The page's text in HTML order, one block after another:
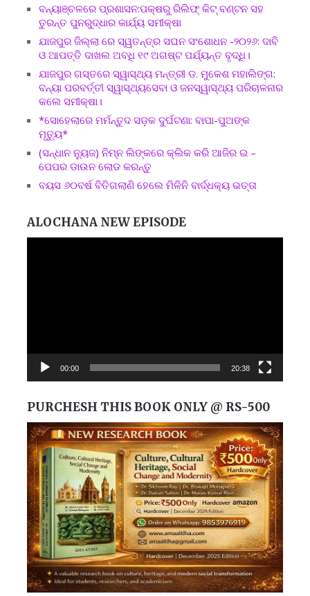
ବନ୍ୟାଞ୍ଚଳରେ ପ୍ରଶାସନ:ପକ୍ଷରୁ ରିଲିଫ୍ କିଟ୍ ବଣ୍ଟନ ସହ
ତୁରନ୍ତ ପୁନରୁଦ୍ଧାର କାର୍ଯ୍ୟ ସମୀକ୍ଷା
ଯାଜପୁର ଜିଲ୍ଲା ରେ ସ୍ୱତନ୍ତ୍ର ସଘନ ସଂଶୋଧନ -୨୦୨୬: ଦାବି
ଓ ଆପତ୍ତି ଦାଖଲ ଅବଧି ୧୯ ଅଗଷ୍ଟ ପର୍ଯ୍ୟନ୍ତ ବୃଦ୍ଧି।
ଯାଜପୁର ଗସ୍ତରେ ସ୍ୱାସ୍ଥ୍ୟ ମନ୍ତ୍ରୀ ଡ. ମୁକେଶ ମହାଲିଙ୍ଗ:
ବନ୍ୟା ପରବର୍ତ୍ତୀ ସ୍ୱାସ୍ଥ୍ୟସେବା ଓ ଜନସ୍ୱାସ୍ଥ୍ୟ ପରିଚାଳନାର
କଲେ ସମୀକ୍ଷା।
*ସୋହେଲାରେ ମର୍ମନ୍ତୁଦ ସଡ଼କ ଦୁର୍ଘଟଣା: ବାପା-ପୁଅଙ୍କ
ମୃତ୍ୟୁ*
(ସନ୍ଧାନ ନ୍ୟୁଜ) ନିମ୍ନ ଲିଙ୍କରେ କ୍ଲିକ କରି ଆଜିର ଇ –
ପେପର ଡାଉନ ଲୋଡ କରନ୍ତୁ
ବୟସ ୬୦ବର୍ଷ ବିତିଗଲାଣି ହେଲେ ମିଳିନି ବାର୍ଦ୍ଧକ୍ୟ ଭତ୍ତା
ALOCHANA NEW EPISODE
00:00 20:38
PURCHESH THIS BOOK ONLY @ RS-500